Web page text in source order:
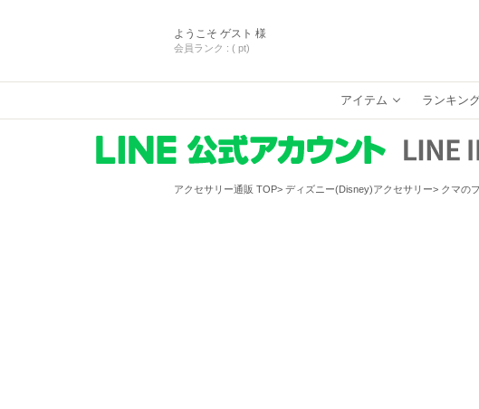
ようこそ ゲスト 様
会員ランク : ( pt)
アイテム ランキン
アクセサリー通販 TOP ディズニー(Disney)アクセサリー クマの